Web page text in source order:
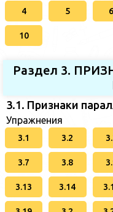
4 5 6
10
Раздел 3.
3.1. Признаки
Упражнения
3.1 3.2
3.7 3.8
3.13 3.14